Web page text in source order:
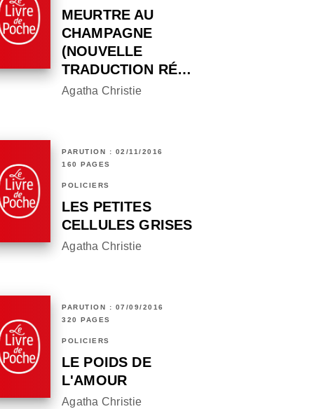
MEURTRE AU
CHAMPAGNE
(NOUVELLE
TRADUCTION RÉ…
Agatha Christie
PARUTION : 02/11/2016
160 PAGES
POLICIERS
LES PETITES
CELLULES GRISES
Agatha Christie
PARUTION : 07/09/2016
320 PAGES
POLICIERS
LE POIDS DE
L'AMOUR
Agatha Christie